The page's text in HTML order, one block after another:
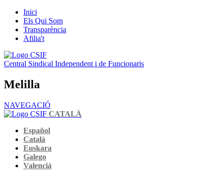
Inici
Els Qui Som
Transparència
Afilia't
Central Sindical Independent i de Funcionaris
Melilla
NAVEGACIÓ
CATALÀ
Español
Català
Euskara
Galego
Valencià